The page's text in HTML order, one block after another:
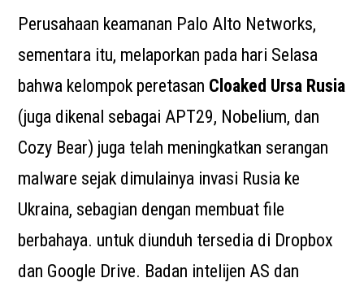
Perusahaan keamanan Palo Alto Networks,
sementara itu, melaporkan pada hari Selasa
bahwa kelompok peretasan Cloaked Ursa Rusia
(juga dikenal sebagai APT29, Nobelium, dan
Cozy Bear) juga telah meningkatkan serangan
malware sejak dimulainya invasi Rusia ke
Ukraina, sebagian dengan membuat file
berbahaya. untuk diunduh tersedia di Dropbox
dan Google Drive. Badan intelijen AS dan